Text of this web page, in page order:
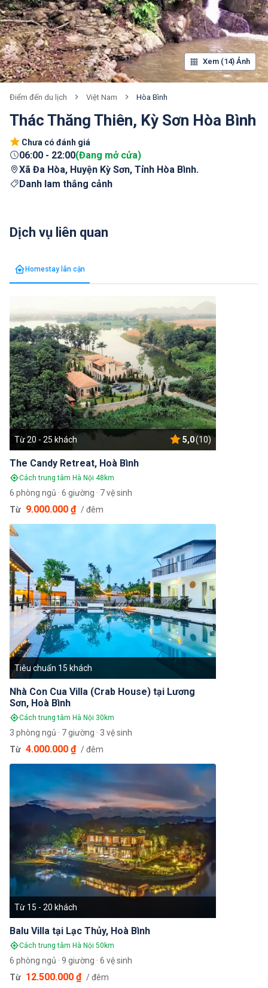
Xem (14) Ảnh
Điểm đến du lịch Việt Nam Hòa Bình
Thác Thăng Thiên, Kỳ Sơn Hòa Bình
Chưa có đánh giá
06:00 - 22:00(Đang mở cửa)
Xã Đa Hòa, Huyện Kỳ Sơn, Tỉnh Hòa Bình.
Danh lam thắng cảnh
Dịch vụ liên quan
Homestay lân cận
The Candy Retreat, Hoà Bình
Cách trung tâm Hà Nội 48km
Từ 20 - 25 khách 5,0(10)
6 phòng ngủ · 6 giường · 7 vệ sinh
Từ 9.000.000 ₫ / đêm
Nhà Con Cua Villa (Crab House) tại Lương
Sơn, Hoà Bình
Cách trung tâm Hà Nội 30km
Tiêu chuẩn 15 khách
3 phòng ngủ · 7 giường · 3 vệ sinh
Từ 4.000.000 ₫ / đêm
Balu Villa tại Lạc Thủy, Hoà Bình
Cách trung tâm Hà Nội 50km
Từ 15 - 20 khách
6 phòng ngủ · 9 giường · 6 vệ sinh
Từ 12.500.000 ₫ / đêm